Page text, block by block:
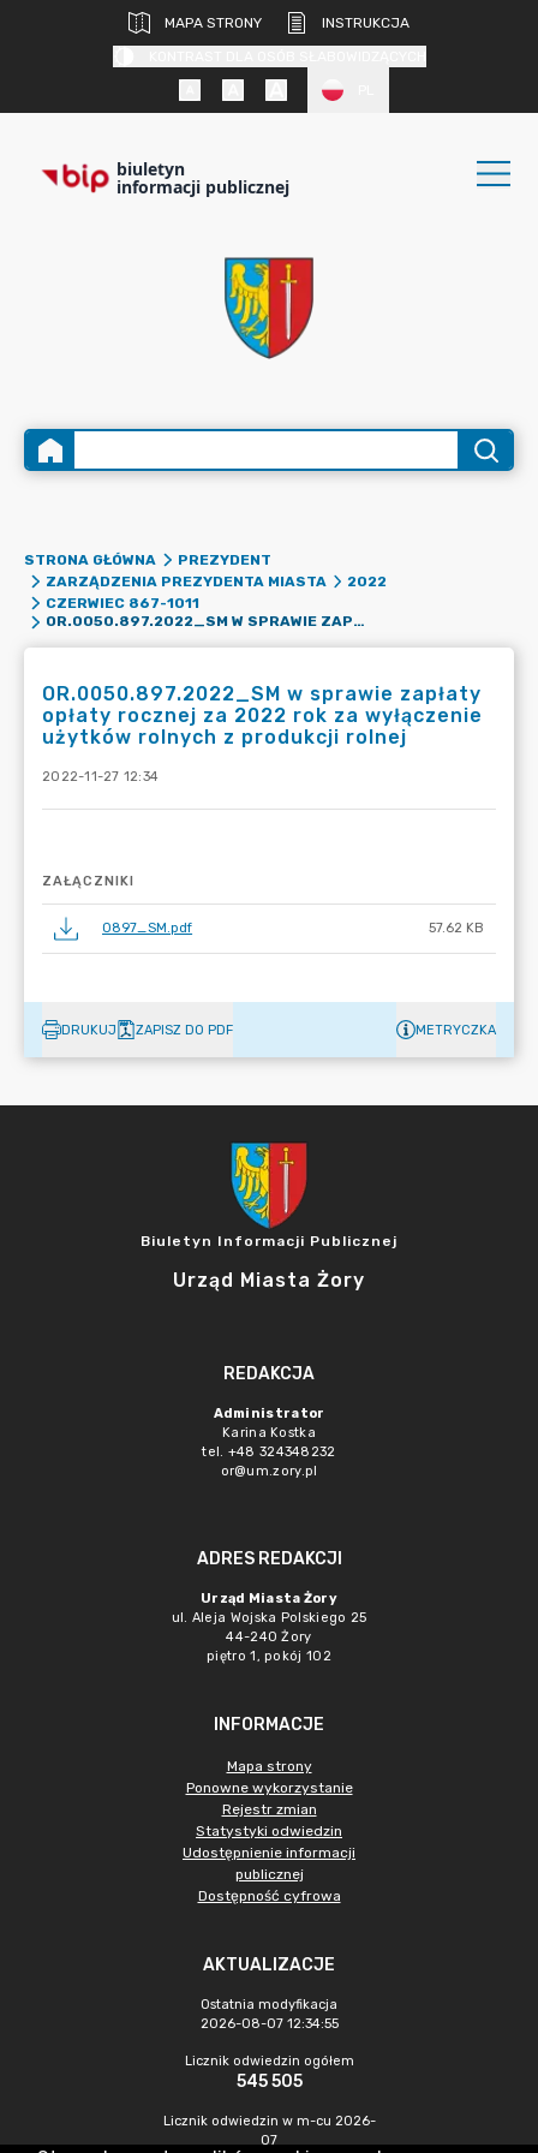
MAPA STRONY
INSTRUKCJA
biuletyn
informacji publicznej
STRONA GŁÓWNA
PREZYDENT
ZARZĄDZENIA PREZYDENTA MIASTA
2022
CZERWIEC 867-1011
OR.0050.897.2022_SM W SPRAWIE ZAPŁATY OPŁATY ROCZNEJ ZA 2022 ROK ZA WYŁĄCZENIE UŻYTKÓW ROLNYCH Z PRODUKCJI ROLNEJ
OR.0050.897.2022_SM w sprawie zapłaty
opłaty rocznej za 2022 rok za wyłączenie
użytków rolnych z produkcji rolnej
2022-11-27 12:34
ZAŁĄCZNIKI
0897_SM.pdf 57.62 KB
DRUKUJ ZAPISZ DO PDF METRYCZKA
Biuletyn Informacji Publicznej
Urząd Miasta Żory
REDAKCJA
Administrator
Karina Kostka
tel. +48 324348232
or@um.zory.pl
ADRES REDAKCJI
Urząd Miasta Żory
ul. Aleja Wojska Polskiego 25
44-240 Żory
piętro 1, pokój 102
INFORMACJE
Mapa strony
Ponowne wykorzystanie
Rejestr zmian
Statystyki odwiedzin
Udostępnienie informacji
publicznej
Dostępność cyfrowa
AKTUALIZACJE
Ostatnia modyfikacja
2026-08-07 12:34:55
Licznik odwiedzin ogółem
545 505
Licznik odwiedzin w m-cu 2026-
07